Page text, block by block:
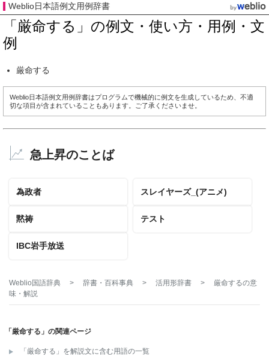
Weblio日本語例文用例辞書
「厳命する」の例文・使い方・用例・文
例
厳命する
Weblio日本語例文用例辞書はプログラムで機械的に例文を生成しているため、不適
切な項目が含まれていることもあります。ご了承くださいませ。
急上昇のことば
為政者 スレイヤーズ_(アニメ)
黙祷 テスト
IBC岩手放送
Weblio国語辞典 > 辞書・百科事典 > 活用形辞書 > 厳命するの意
味・解説
「厳命する」の関連ページ
「厳命する」を解説文に含む用語の一覧